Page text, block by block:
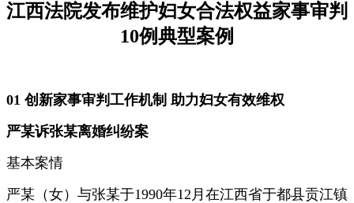
江西法院发布维护妇女合法权益家事审判
10例典型案例
01 创新家事审判工作机制 助力妇女有效维权
严某诉张某离婚纠纷案
基本案情
严某（女）与张某于1990年12月在江西省于都县贡江镇